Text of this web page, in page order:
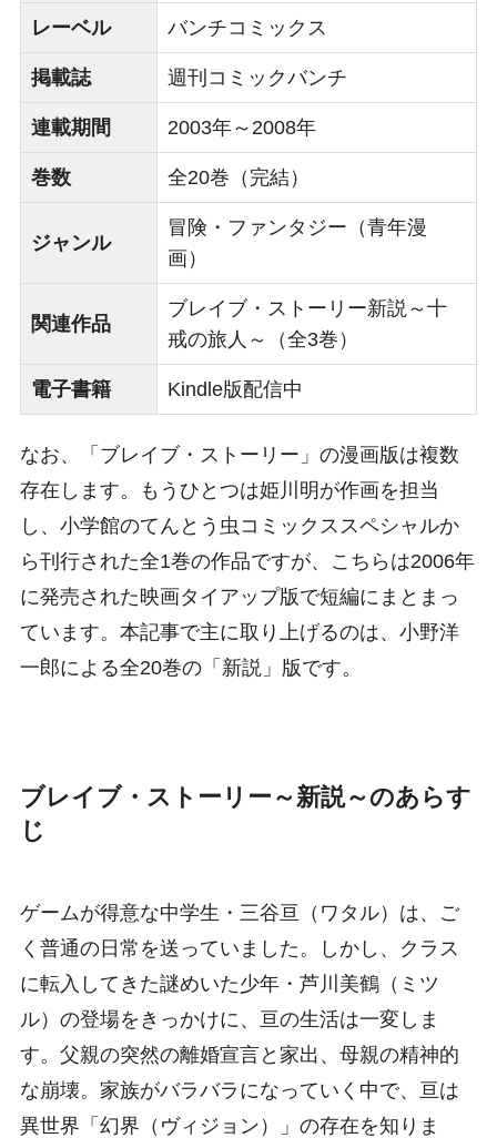
レーベル バンチコミックス
掲載誌 週刊コミックバンチ
連載期間 2003年～2008年
巻数 全20巻（完結）
ジャンル
冒険・ファンタジー（青年漫
画）
関連作品
ブレイブ・ストーリー新説～十
戒の旅人～（全3巻）
電子書籍 Kindle版配信中
なお、「ブレイブ・ストーリー」の漫画版は複数
存在します。もうひとつは姫川明が作画を担当
し、小学館のてんとう虫コミックススペシャルか
ら刊行された全1巻の作品ですが、こちらは2006年
に発売された映画タイアップ版で短編にまとまっ
ています。本記事で主に取り上げるのは、小野洋
一郎による全20巻の「新説」版です。
ブレイブ・ストーリー～新説～のあらす
じ
ゲームが得意な中学生・三谷亘（ワタル）は、ご
く普通の日常を送っていました。しかし、クラス
に転入してきた謎めいた少年・芦川美鶴（ミツ
ル）の登場をきっかけに、亘の生活は一変しま
す。父親の突然の離婚宣言と家出、母親の精神的
な崩壊。家族がバラバラになっていく中で、亘は
異世界「幻界（ヴィジョン）」の存在を知りま